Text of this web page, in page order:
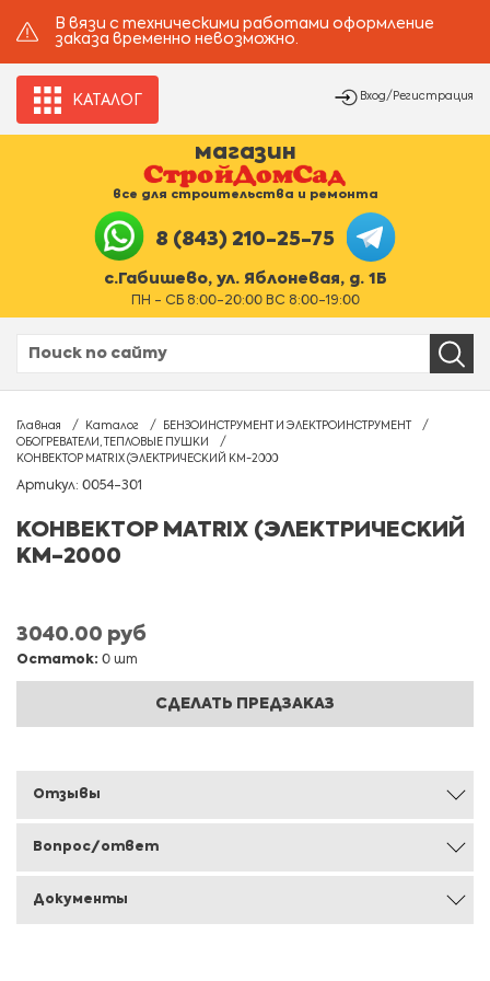
В вязи с техническими работами оформление
заказа временно невозможно.
КАТАЛОГ Вход/Регистрация
магазин
все для строительства и ремонта
8 (843) 210-25-75
с.Габишево, ул. Яблоневая, д. 1Б
ПН - СБ 8:00-20:00 ВС 8:00-19:00
Главная Каталог
БЕНЗОИНСТРУМЕНТ И ЭЛЕКТРОИНСТРУМЕНТ
ОБОГРЕВАТЕЛИ, ТЕПЛОВЫЕ ПУШКИ
КОНВЕКТOP MATRIX (ЭЛЕКТРИЧЕСКИЙ KM-2000
Артикул: 0054-301
КОНВЕКТOP MATRIX (ЭЛЕКТРИЧЕСКИЙ
KM-2000
3040.00 руб
Остаток: 0 шт
СДЕЛАТЬ ПРЕДЗАКАЗ
Отзывы
Вопрос/ответ
Документы